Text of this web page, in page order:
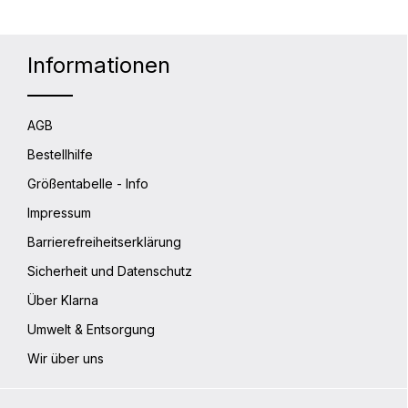
Informationen
AGB
Bestellhilfe
Größentabelle - Info
Impressum
Barrierefreiheitserklärung
Sicherheit und Datenschutz
Über Klarna
Umwelt & Entsorgung
Wir über uns